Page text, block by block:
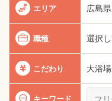
エリア 広島県
職種 選択
こだわり 大浴
キーワード